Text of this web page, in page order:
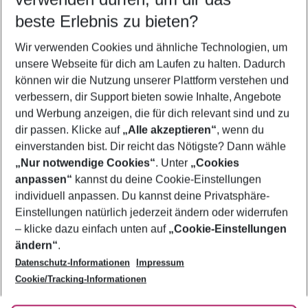
5-8 Nächte
2 Erwachsene Keine Kinder
Mehr Filter anzeigen
Footer
Footer navigation
Über uns
AGB
Bestpreisgarantie
Cookie-Einstellungen ändern
Cookie-Richtlinie
Agenturbetreuung
Barrierefreies Reisen
Folge uns
beste Erlebnis zu bieten?
Wir verwenden Cookies und ähnliche Technologien, um
unsere Webseite für dich am Laufen zu halten. Dadurch
können wir die Nutzung unserer Plattform verstehen und
verbessern, dir Support bieten sowie Inhalte, Angebote
und Werbung anzeigen, die für dich relevant sind und zu
dir passen. Klicke auf „Alle akzeptieren“, wenn du
einverstanden bist. Dir reicht das Nötigste? Dann wähle
„Nur notwendige Cookies“. Unter „Cookies
anpassen“ kannst du deine Cookie-Einstellungen
individuell anpassen. Du kannst deine Privatsphäre-
Einstellungen natürlich jederzeit ändern oder widerrufen
– klicke dazu einfach unten auf „Cookie-Einstellungen
ändern“.
Datenschutz-Informationen
Impressum
Cookie/Tracking-Informationen